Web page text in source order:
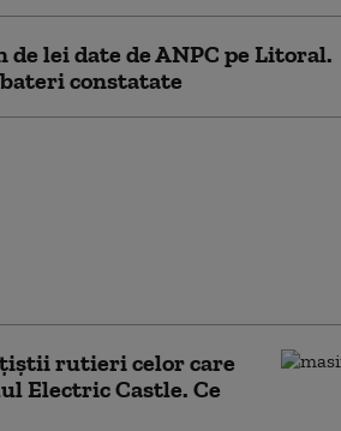
lei date de ANPC pe Litoral.
constatate
rutieri celor care
Electric Castle. Ce